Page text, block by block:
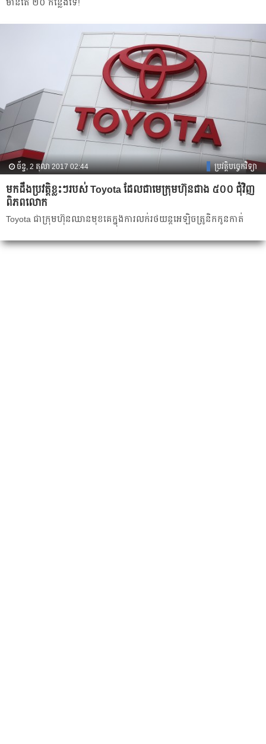
មាន​តែ ២០ ​កន្លែង​ទេ!
ច័ន្ទ, 2 តុលា 2017 02:44 ប្រវត្តិបច្ចេកវិទ្យា
មក​ដឹង​ប្រវត្តិ​ខ្លះ​ៗ​របស់​ ​Toyota​ ​ដែល​ជា​មេ​ក្រុមហ៊ុន​ជាង​ ​៥០០​ ​ជុំវិញ​
ពិភពលោក
Toyota​ ​ជា​ក្រុមហ៊ុន​ឈាន​មុខ​គេ​​ក្នុង​ការ​លក់​រថយន្ត​អេឡិចត្រូនិក​កូន​កាត់​